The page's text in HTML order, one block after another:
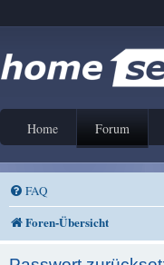
Home Forum
FAQ
Foren-Übersicht